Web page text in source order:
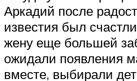
Аркадий после
известия был
жену еще большей
ожидали появления
вместе, выбирали